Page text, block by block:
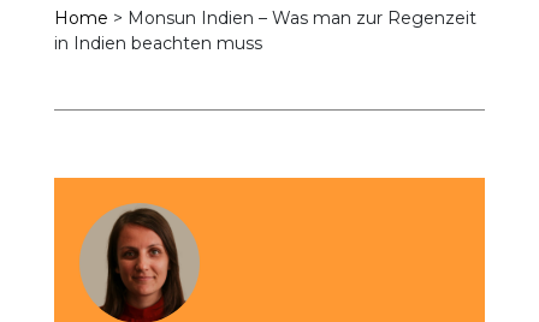
Home > Monsun Indien – Was man zur Regenzeit
in Indien beachten muss